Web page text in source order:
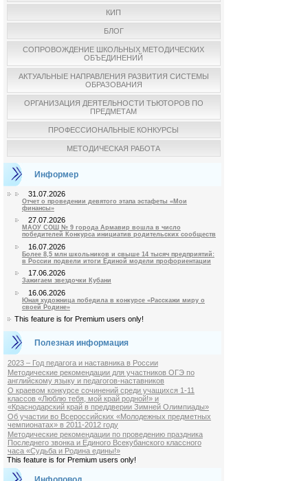
КИП
БЛОГ
СОПРОВОЖДЕНИЕ ШКОЛЬНЫХ МЕТОДИЧЕСКИХ
ОБЪЕДИНЕНИЙ
АКТУАЛЬНЫЕ НАПРАВЛЕНИЯ РАЗВИТИЯ СИСТЕМЫ
ОБРАЗОВАНИЯ
ОРГАНИЗАЦИЯ ДЕЯТЕЛЬНОСТИ ТЬЮТОРОВ ПО
ПРЕДМЕТАМ
ПРОФЕССИОНАЛЬНЫЕ КОНКУРСЫ
МЕТОДИЧЕСКАЯ РАБОТА
Информер
31.07.2026
Отчет о проведении девятого этапа эстафеты «Мои
финансы»
27.07.2026
МАОУ СОШ № 9 города Армавир вошла в число
победителей Конкурса инициатив родительских сообществ
16.07.2026
Более 8,5 млн школьников и свыше 14 тысяч предприятий:
в России подвели итоги Единой модели профориентации
17.06.2026
Зажигаем звездочки Кубани
16.06.2026
Юная художница победила в конкурсе «Расскажи миру о
своей Родине»
This feature is for Premium users only!
Полезная информация
2023 – Год педагога и наставника в России
Методические рекомендации для участников ОГЭ по
английскому языку и педагогов-наставников
О краевом конкурсе сочинений среди учащихся 1-11
классов «Люблю тебя, мой край родной!» и
«Краснодарский край в преддверии Зимней Олимпиады»
Об участии во Всероссийских «Молодежных предметных
чемпионатах» в 2011-2012 году
Методические рекомендации по проведению праздника
Последнего звонка и Единого Всекубанского классного
часа «Судьба и Родина едины!»
This feature is for Premium users only!